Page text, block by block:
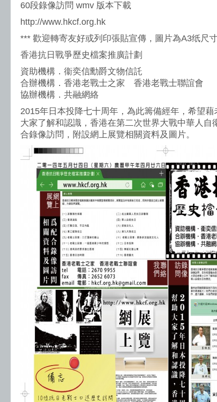
60段錄像訪問 wmv 版本下載
http://www.hkcf.org.hk
*** 歡迎轉寄友好或列印張貼宣傳，圖片為A3纸尺
香港抗日戰爭歷史檔案推廣計劃
資助機構．衞奕信勳爵文物信託
合辦機構．香港老戰士之家 香港老戰士聯誼會
協辦機構．共融網絡
2015年日本投降七十周年，為此籌備經年，希望
大家了解和認識，香港在第二次世界大戰中華人自
合錄像訪問，附設網上展覽相關資料及圖片。